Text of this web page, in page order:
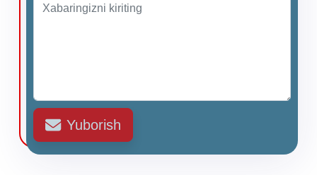
Yuborish